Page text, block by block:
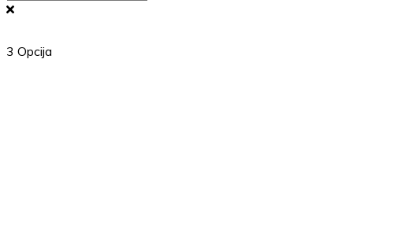
3 Opcija